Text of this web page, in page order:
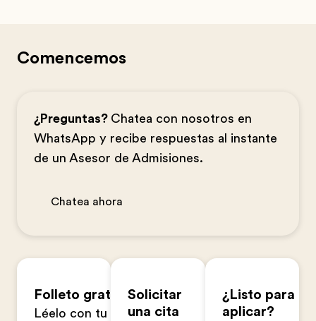
Comencemos
¿Preguntas? Chatea con nosotros en
WhatsApp y recibe respuestas al instante
de un Asesor de Admisiones.
Chatea ahora
Folleto gratuito
Léelo con tu familia en
Solicitar
una cita
¿Listo para
aplicar?